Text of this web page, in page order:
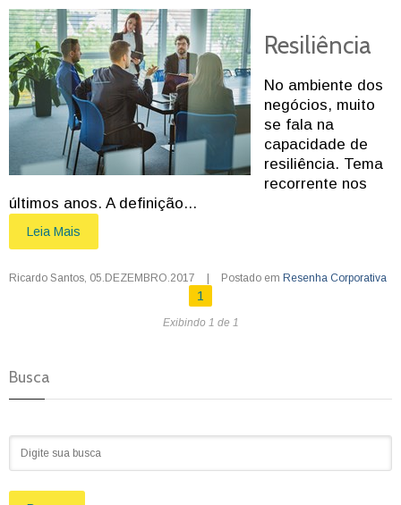
Resiliência
No ambiente dos
negócios, muito
se fala na
capacidade de
resiliência. Tema
recorrente nos
últimos anos. A definição...
Leia Mais
Ricardo Santos 05.DEZEMBRO.2017 | Postado em Resenha Corporativa
1
Exibindo 1 de 1
Busca